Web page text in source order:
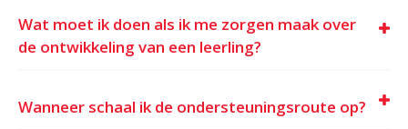
Wat moet ik doen als ik me zorgen maak over
de ontwikkeling van een leerling?
Wanneer schaal ik de ondersteuningsroute op?